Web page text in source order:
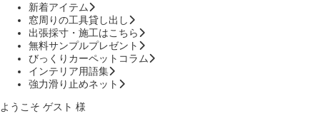
新着アイテム
窓周りの工具貸し出し
出張採寸・施工はこちら
無料サンプルプレゼント
びっくりカーペットコラム
インテリア用語集
強力滑り止めネット
ようこそ ゲスト 様